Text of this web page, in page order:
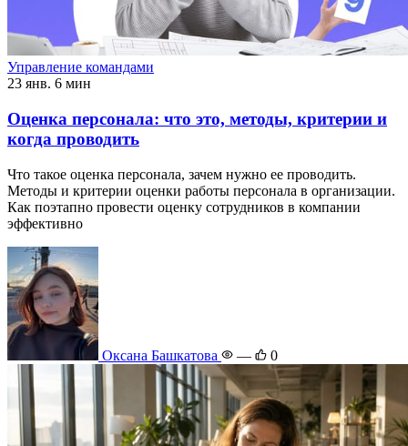
Управление командами
23 янв. 6 мин
Оценка персонала: что это, методы, критерии и
когда проводить
Что такое оценка персонала, зачем нужно ее проводить.
Методы и критерии оценки работы персонала в организации.
Как поэтапно провести оценку сотрудников в компании
эффективно
Оксана Башкатова — 0